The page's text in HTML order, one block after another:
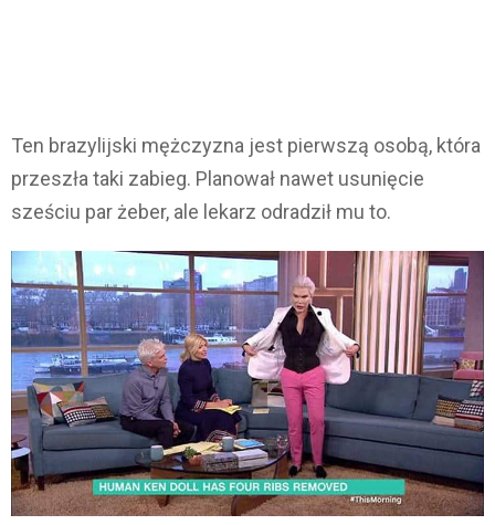
Ten brazylijski mężczyzna jest pierwszą osobą, która
przeszła taki zabieg. Planował nawet usunięcie
sześciu par żeber, ale lekarz odradził mu to.